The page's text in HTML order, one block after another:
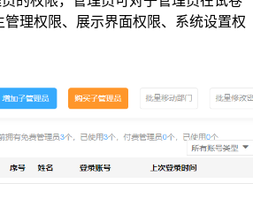
理权限、展示界面权限、系统设置权